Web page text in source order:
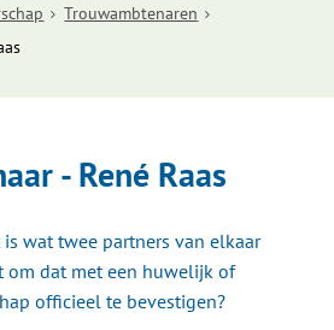
Trouwambtenaren
- René Raas
is wat twee partners van elkaar
om dat met een huwelijk of
officieel te bevestigen?